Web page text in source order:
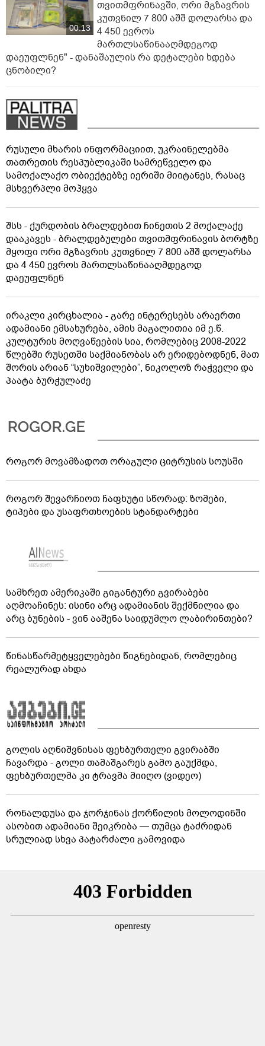
00:13
თვითმფრინავში, ორი მგზავრის
კუთვნილ 7 800 აშშ დოლარსა და
4 450 ევროს
მართლსაწინააღმდეგოდ
დაეუფლნენ" - დანაშაულის რა დეტალები ხდება
ცნობილი?
რუსული მხარის ინფორმაციით, უკრაინელებმა
თათრეთის რესპუბლიკაში სამრეწველო და
სამოქალაქო ობიექტებზე იერიში მიიტანეს, რასაც
მსხვერპლი მოჰყვა
შსს - ქურდობის ბრალდებით ჩინეთის 2 მოქალაქე
დააკავეს - ბრალდებულები თვითმფრინავის ბორტზე
მყოფი ორი მგზავრის კუთვნილ 7 800 აშშ დოლარსა
და 4 450 ევროს მართლსაწინააღმდეგოდ
დაეუფლნენ
ირაკლი კირცხალია - გარე ინტერესებს არაერთი
ადამიანი ემსახურება, ამის მაგალითია იმ ე.წ.
კულტურის მოღვაწეების სია, რომლებიც 2008-2022
წლებში რუსეთში საქმიანობას არ ერიდებოდნენ, მათ
შორის არიან “სუხიშვილები”, ნიკოლოზ რაჭველი და
პაატა ბურჭულაძე
როგორ მოვამზადოთ ორაგული ციტრუსის სოუსში
როგორ შევარჩიოთ ჩაფხუტი სწორად: ზომები,
ტიპები და უსაფრთხოების სტანდარტები
სამხრეთ ამერიკაში გიგანტური გვირაბები
აღმოაჩინეს: ისინი არც ადამიანის შექმნილია და
არც ბუნების - ვინ ააშენა საიდუმლო ლაბირინთები?
წინასწარმეტყველებები წიგნებიდან, რომლებიც
რეალურად ახდა
გოლის აღნიშვნისას ფეხბურთელი გვირაბში
ჩავარდა - გოლი თამაშგარეს გამო გაუქმდა,
ფეხბურთელმა კი ტრავმა მიიღო (ვიდეო)
რონალდუსა და ჯორჯინას ქორწილის მოლოდინში
ასობით ადამიანი შეიკრიბა — თუმცა ტაძრიდან
სრულიად სხვა პატარძალი გამოვიდა